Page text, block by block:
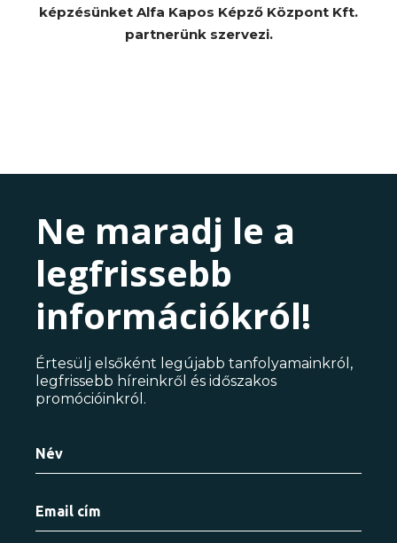
képzésünket Alfa Kapos Képző Központ Kft.
partnerünk szervezi.
Ne maradj le a
legfrissebb
információkról!
Értesülj elsőként legújabb tanfolyamainkról,
legfrissebb híreinkről és időszakos
promócióinkról.